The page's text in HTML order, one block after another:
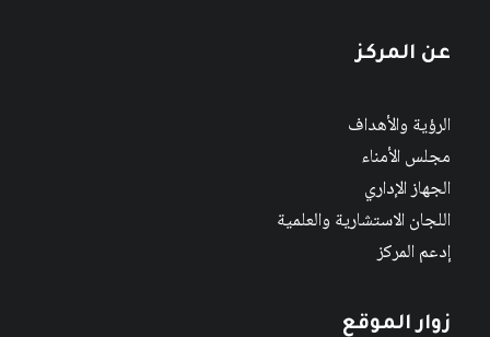
عن المركز
الرؤية والأهداف
مجلس الأمناء
الجهاز الإداري
اللجان الاستشارية والعلمية
إدعم المركز
زوار الموقع